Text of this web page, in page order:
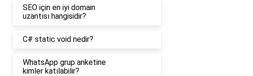
SEO için en iyi domain
uzantısı hangisidir?
C# static void nedir?
WhatsApp grup anketine
kimler katılabilir?